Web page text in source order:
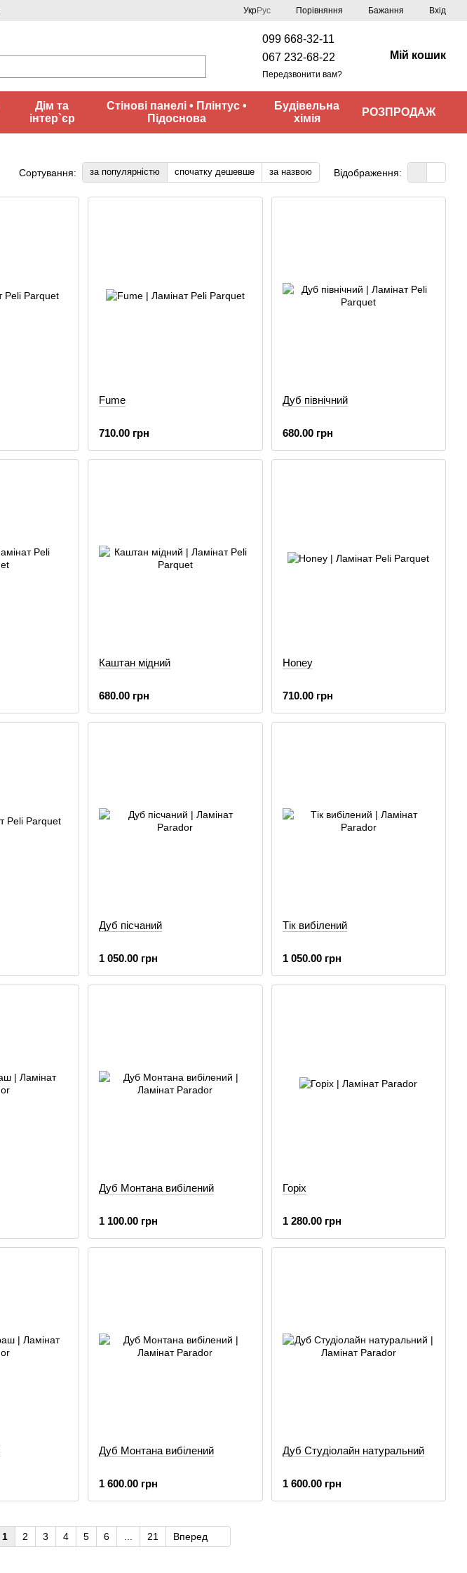
УкрРус Порівняння Бажання Вхід
099 668-32-11
067 232-68-22
Передзвонити вам?
Мій кошик
Дім та
інтер`єр
Стінові панелі • Плінтус •
Підоснова
Будівельна
хімія
РОЗПРОДАЖ
Сортування: за популярністю спочатку дешевше за назвою Відображення:
Fume
710.00 грн
Дуб північний
680.00 грн
Каштан мідний
680.00 грн
Honey
710.00 грн
Дуб пісчаний
1 050.00 грн
Тік вибілений
1 050.00 грн
Дуб Монтана вибілений
1 100.00 грн
Горіх
1 280.00 грн
Дуб Монтана вибілений
1 600.00 грн
Дуб Студiолайн натуральний
1 600.00 грн
1 2 3 4 5 6 21 Вперед